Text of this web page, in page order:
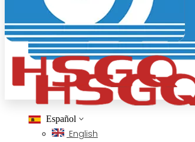
Español
English